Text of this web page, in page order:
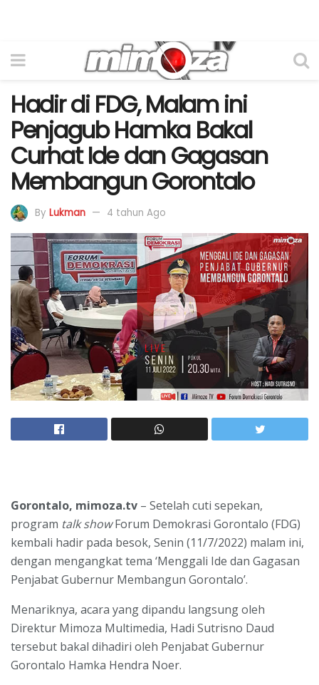
Hadir di FDG, Malam ini
Penjagub Hamka Bakal
Curhat Ide dan Gagasan
Membangun Gorontalo
By Lukman 4 tahun Ago
Gorontalo, mimoza.tv – Setelah cuti sepekan,
program talk showForum Demokrasi Gorontalo (FDG)
kembali hadir pada besok, Senin (11/7/2022) malam ini,
dengan mengangkat tema ‘Menggali Ide dan Gagasan
Penjabat Gubernur Membangun Gorontalo’.
Menariknya, acara yang dipandu langsung oleh
Direktur Mimoza Multimedia, Hadi Sutrisno Daud
tersebut bakal dihadiri oleh Penjabat Gubernur
Gorontalo Hamka Hendra Noer.